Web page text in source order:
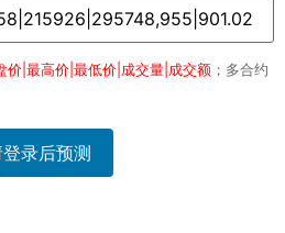
价|最高价|最低价|成交量|成交额 ；多合约
录后预测